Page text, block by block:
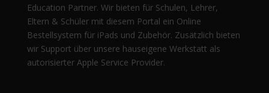
Education Partner. Wir bieten für Schulen, Lehrer,
Eltern & Schüler mit diesem Portal ein Online
Bestellsystem für iPads und Zubehör. Zusätzlich bieten
wir Support über unsere hauseigene Werkstatt als
autorisierter Apple Service Provider.